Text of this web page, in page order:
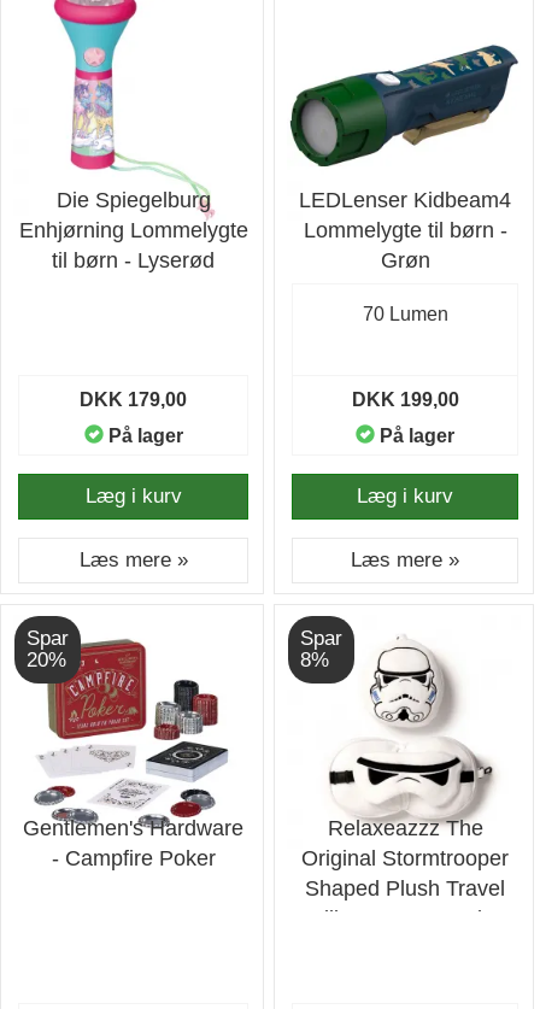
Die Spiegelburg
Enhjørning Lommelygte
til børn - Lyserød
DKK 179,00
På lager
Læg i kurv
Læs mere »
LEDLenser Kidbeam4
Lommelygte til børn -
Grøn
70 Lumen
DKK 199,00
På lager
Læg i kurv
Læs mere »
Spar
20%
Gentlemen's Hardware
- Campfire Poker
Spar
8%
Relaxeazzz The
Original Stormtrooper
Shaped Plush Travel
Pillow & Eye Mask -